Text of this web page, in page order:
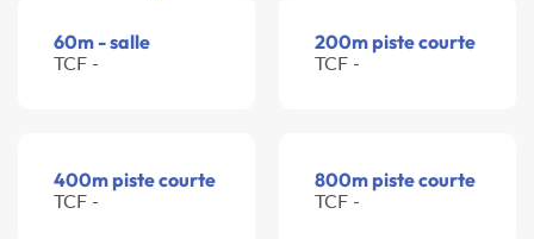
60m - salle
TCF -
200m piste courte
TCF -
400m piste courte
TCF -
800m piste courte
TCF -